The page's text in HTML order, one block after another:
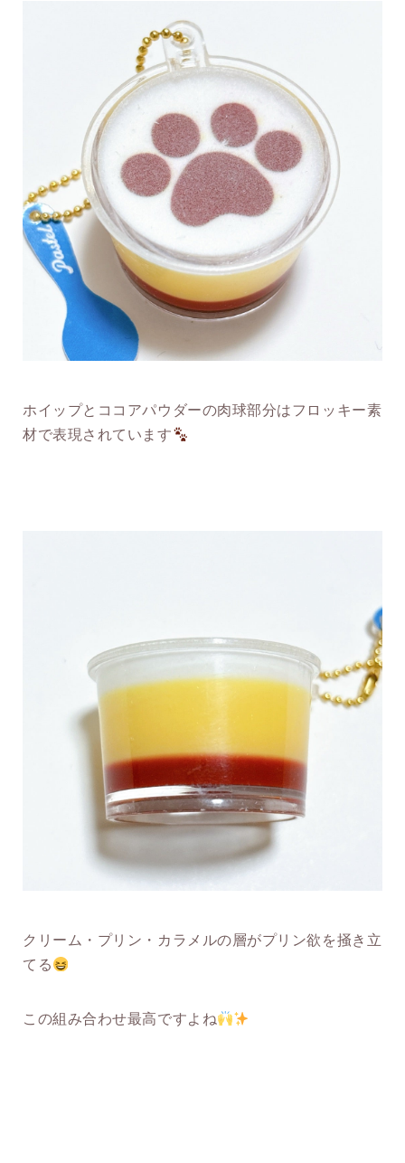
ホイップとココアパウダーの肉球部分はフロッキー素
材で表現されています
クリーム・プリン・カラメルの層がプリン欲を掻き立
てる
この組み合わせ最高ですよね